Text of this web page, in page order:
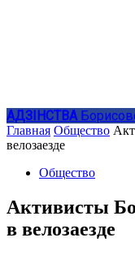
АДЗIНСТВА
Главная Общество
велозаезде
Общество
Активисты
в велозаезде